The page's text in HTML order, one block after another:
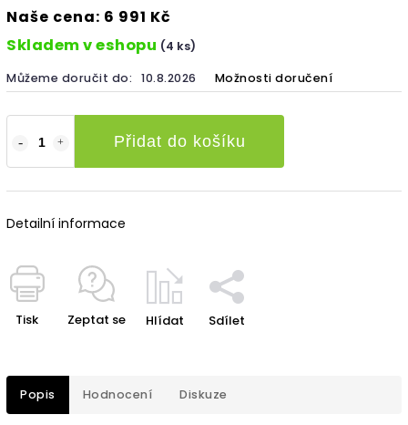
Naše cena: 6 991 Kč
Skladem v eshopu (4 ks)
Můžeme doručit do: 10.8.2026 Možnosti doručení
Přidat do košíku
Detailní informace
Tisk Zeptat se Hlídat Sdílet
Popis Hodnocení Diskuze